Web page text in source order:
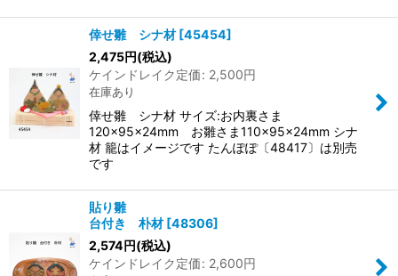
倖せ雛 シナ材 [45454]
2,475円(税込)
ケインドレイク定価: 2,500円
在庫あり
倖せ雛 シナ材 サイズ:お内裏さま
120×95×24mm お雛さま110×95×24mm シナ
材 籠はイメージです たんぽぽ〔48417〕は別売
です
貼り雛
台付き 朴材 [48306]
2,574円(税込)
ケインドレイク定価: 2,600円